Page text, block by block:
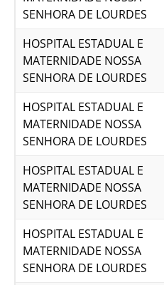
SENHORA DE LOURDES
HOSPITAL ESTADUAL E
MATERNIDADE NOSSA
SENHORA DE LOURDES
HOSPITAL ESTADUAL E
MATERNIDADE NOSSA
SENHORA DE LOURDES
HOSPITAL ESTADUAL E
MATERNIDADE NOSSA
SENHORA DE LOURDES
HOSPITAL ESTADUAL E
MATERNIDADE NOSSA
SENHORA DE LOURDES